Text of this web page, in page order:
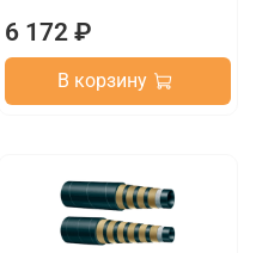
6 172 ₽
В корзину